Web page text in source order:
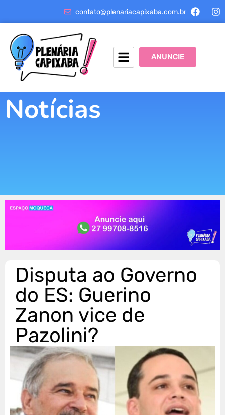
contato@plenariacapixaba.com.br
ANUNCIE
Notícias
Disputa ao Governo
do ES: Guerino
Zanon vice de
Pazolini?